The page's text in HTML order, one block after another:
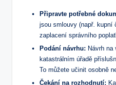
Připravte potřebné
jsou smlouvy (např.​ kupní
zaplacení​ správního
Podání návrhu: Návrh na
katastrálním úřadě
To můžete učinit osobně
Čekání na rozhodnutí: